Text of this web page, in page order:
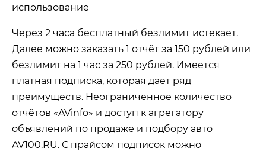
Через 2 часа бесплатный безлимит истекает.
Далее можно заказать 1 отчёт за 150 рублей или
безлимит на 1 час за 250 рублей. Имеется
платная подписка, которая дает ряд
преимуществ. Неограниченное количество
отчётов «AVinfo» и доступ к агрегатору
объявлений по продаже и подбору авто
AV100.RU. С прайсом подписок можно